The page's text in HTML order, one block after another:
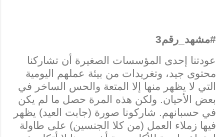
#مشهد_رقم3
عودتنا إحدى المؤسسات الصغيرة أن تشاركنا
محتوى جيد، وتغريدات من بيئة عملهم اليومية
التي لا يظهر منها إلا المتعة والحس الساخر في
بعض الأحيان. ولكن هذه المرة حصل ما لم يكن
في حسبانهم. شاركونا صورة (جابت العيد) يظهر
فيها زملاء العمل (من كلا الجنسين) على طاولة